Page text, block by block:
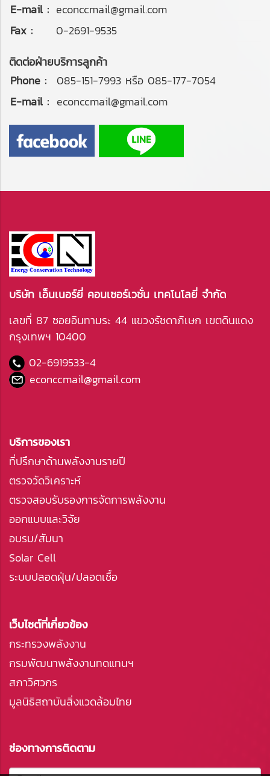
E-mail : econccmail@gmail.com
Fax :
0-2691-9535
ติดต่อฝ่ายบริการลูกค้า
Phone :
085-151-7993 หรือ 085-177-7054
E-mail : econccmail@gmail.com
บริษัท เอ็นเนอร์ยี่ คอนเซอร์เวชั่น เทคโนโลยี่ จำกัด
เลขที่ 87 ซอยอินทามระ 44 แขวงรัชดาภิเษก เขตดินแดง
กรุงเทพฯ 10400
02-6919533-4
econccmail@gmail.com
บริการของเรา
ที่ปรึกษาด้านพลังงานรายปี
ตรวจวัดวิเคราะห์
ตรวจสอบรับรองการจัดการพลังงาน
ออกแบบและวิจัย
อบรม/สัมนา
Solar Cell
ระบบปลอดฝุ่น/ปลอดเชื้อ
เว็บไซต์ที่เกี่ยวข้อง
กระทรวงพลังงาน
กรมพัฒนาพลังงานทดแทนฯ
สภาวิศวกร
มูลนิธิสถาบันสิ่งแวดล้อมไทย
ช่องทางการติดตาม